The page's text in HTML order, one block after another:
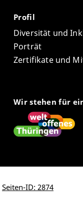
Profil
Diversität und
Porträt
Zertifikate und
Wir stehen für
Seiten-ID: 2874